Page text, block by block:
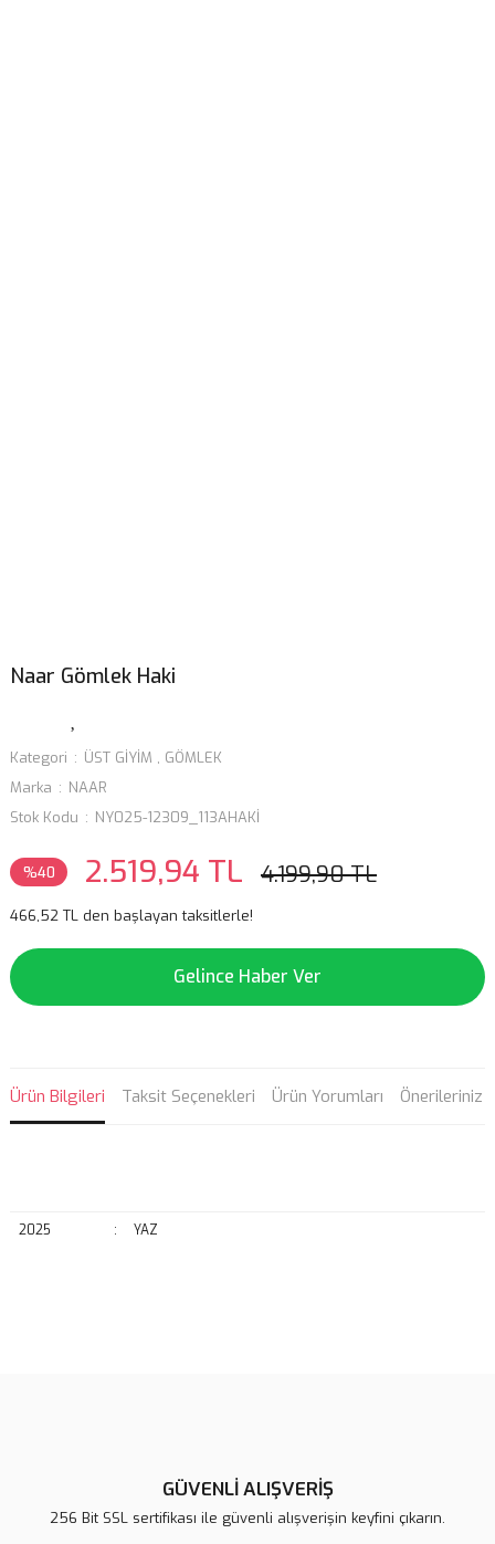
Naar Gömlek Haki
Kategori ÜST GİYİM , GÖMLEK
Marka
NAAR
Stok Kodu
NY025-12309_113AHAKİ
%40 2.519,94 TL 4.199,90 TL
466,52 TL den başlayan taksitlerle!
Gelince Haber Ver
Ürün Bilgileri Taksit Seçenekleri Ürün Yorumları Önerileriniz
2025 : YAZ
Ürün açıklamasında eksik bilgiler bulunuyor.
GÜVENLİ ALIŞVERİŞ
256 Bit SSL sertifikası ile güvenli alışverişin keyfini çıkarın.